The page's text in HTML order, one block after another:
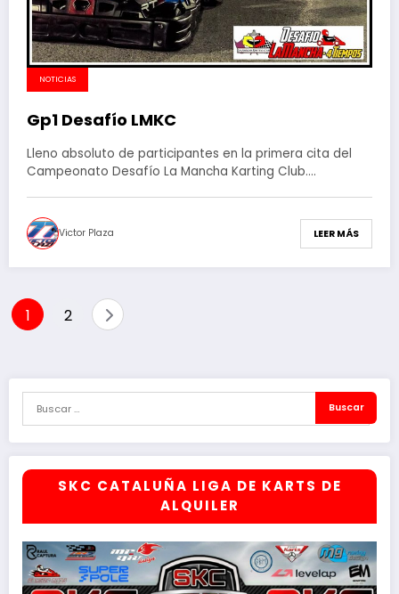
NOTICIAS
Gp1 Desafío LMKC
Lleno absoluto de participantes en la primera cita del
Campeonato Desafío La Mancha Karting Club.…
Victor Plaza LEER MÁS
Paginación
1 2
SKC CATALUÑA LIGA DE KARTS DE
ALQUILER